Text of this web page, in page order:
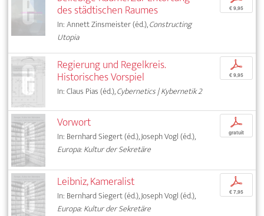
des städtischen Raumes
In: Annett Zinsmeister (éd.),Constructing
Utopia
€ 9,95
Regierung und Regelkreis.
Historisches Vorspiel
In: Claus Pias (éd.),Cybernetics | Kybernetik 2
p
€ 9,95
Vorwort
In: Bernhard Siegert (éd.), Joseph Vogl (éd.),
Europa: Kultur der Sekretäre
p
gratuit
Leibniz, Kameralist
In: Bernhard Siegert (éd.), Joseph Vogl (éd.),
Europa: Kultur der Sekretäre
p
€ 7,95